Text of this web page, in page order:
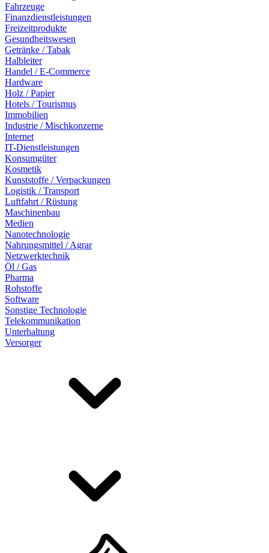
Fahrzeuge
Finanzdienstleistungen
Freizeitprodukte
Gesundheitswesen
Getränke / Tabak
Halbleiter
Handel / E-Commerce
Hardware
Holz / Papier
Hotels / Tourismus
Immobilien
Industrie / Mischkonzerne
Internet
IT-Dienstleistungen
Konsumgüter
Kosmetik
Kunststoffe / Verpackungen
Logistik / Transport
Luftfahrt / Rüstung
Maschinenbau
Medien
Nanotechnologie
Nahrungsmittel / Agrar
Netzwerktechnik
Öl / Gas
Pharma
Rohstoffe
Software
Sonstige Technologie
Telekommunikation
Unterhaltung
Versorger